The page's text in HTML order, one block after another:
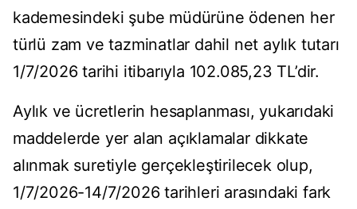
kademesindeki şube müdürüne ödenen her
türlü zam ve tazminatlar dahil net aylık tutarı
1/7/2026 tarihi itibarıyla 102.085,23 TL’dir.
Aylık ve ücretlerin hesaplanması, yukarıdaki
maddelerde yer alan açıklamalar dikkate
alınmak suretiyle gerçekleştirilecek olup,
1/7/2026-14/7/2026 tarihleri arasındaki fark